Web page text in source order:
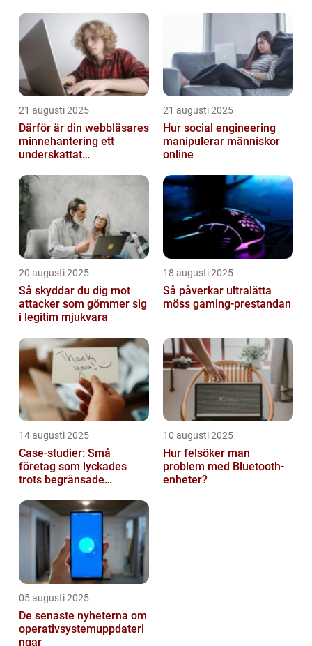
21 augusti 2025
Därför är din webbläsares
minnehantering ett
underskattat
21 augusti 2025
Hur social engineering
manipulerar människor
online
20 augusti 2025
Så skyddar du dig mot
attacker som gömmer sig
i legitim mjukvara
18 augusti 2025
Så påverkar ultralätta
möss gaming-prestandan
14 augusti 2025
Case-studier: Små
företag som lyckades
trots begränsade
10 augusti 2025
Hur felsöker man
problem med Bluetooth-
enheter?
05 augusti 2025
De senaste nyheterna om
operativsystemuppdateri
ngar